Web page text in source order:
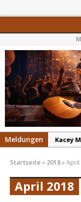
Meldungen
Kacey
Carter
„Pearl
Son
Startseite » 2018»April
April 2018